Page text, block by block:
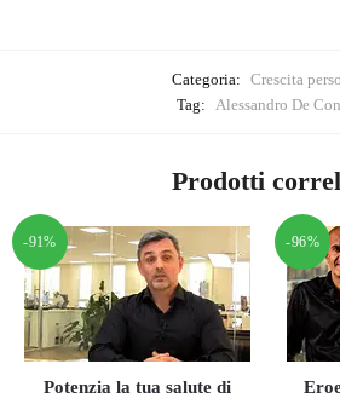
Categoria: Crescita
Tag: Alessandro De
Prodotti
-91%
Potenzia la tua salute di
-96%